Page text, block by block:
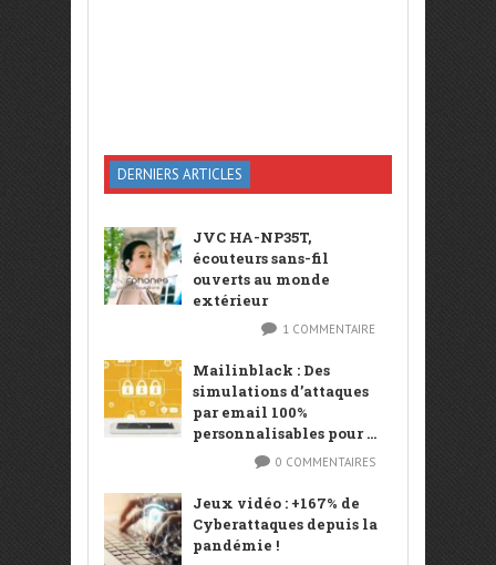
DERNIERS ARTICLES
JVC HA-NP35T,
écouteurs sans-fil
ouverts au monde
extérieur
1 COMMENTAIRE
Mailinblack : Des
simulations d’attaques
par email 100%
personnalisables pour ...
0 COMMENTAIRES
Jeux vidéo : +167% de
Cyberattaques depuis la
pandémie !